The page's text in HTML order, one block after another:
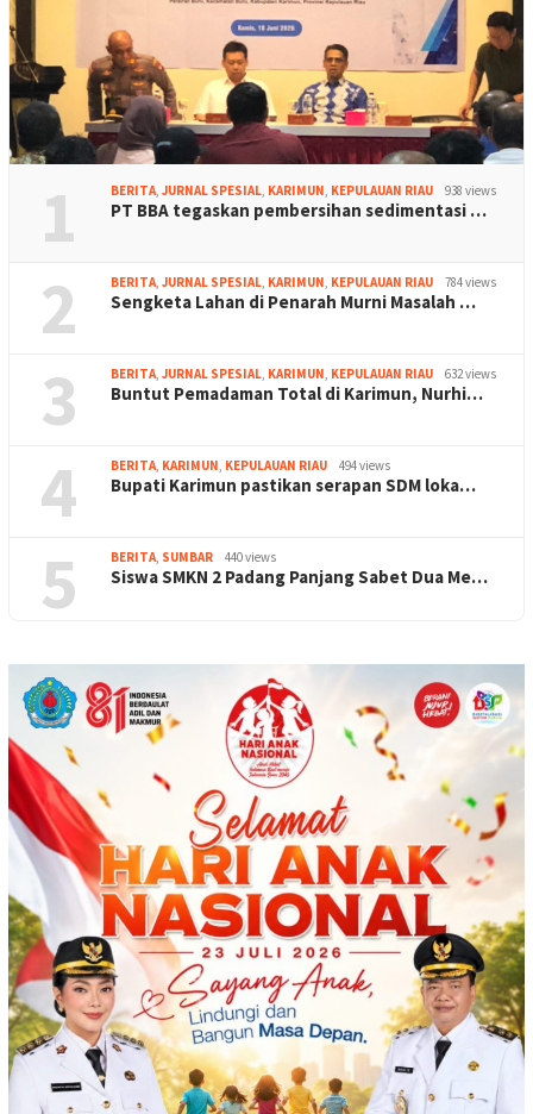
1 BERITA, JURNAL SPESIAL, KARIMUN, KEPULAUAN RIAU 938 views
PT BBA tegaskan pembersihan sedimentasi …
2 BERITA, JURNAL SPESIAL, KARIMUN, KEPULAUAN RIAU 784 views
Sengketa Lahan di Penarah Murni Masalah …
3 BERITA, JURNAL SPESIAL, KARIMUN, KEPULAUAN RIAU 632 views
Buntut Pemadaman Total di Karimun, Nurhi…
4 BERITA, KARIMUN, KEPULAUAN RIAU 494 views
Bupati Karimun pastikan serapan SDM loka…
5 BERITA, SUMBAR 440 views
Siswa SMKN 2 Padang Panjang Sabet Dua Me…